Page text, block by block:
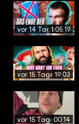
vor 14 Tagen1:05:19
vor 15 Tagen19:03
vor 15 Tagen00:14